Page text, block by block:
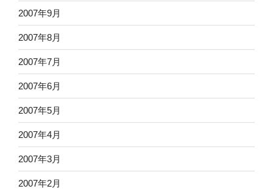
2007年9月
2007年8月
2007年7月
2007年6月
2007年5月
2007年4月
2007年3月
2007年2月